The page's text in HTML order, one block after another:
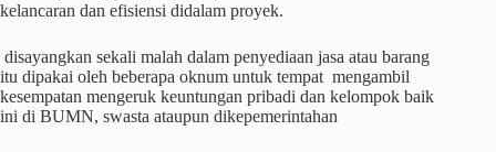
kelancaran dan efisiensi didalam proyek.
disayangkan sekali malah dalam penyediaan jasa atau barang
itu dipakai oleh beberapa oknum untuk tempat mengambil
kesempatan mengeruk keuntungan pribadi dan kelompok baik
ini di BUMN, swasta ataupun dikepemerintahan